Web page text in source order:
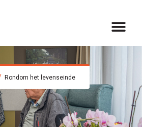
Rondom het levenseinde